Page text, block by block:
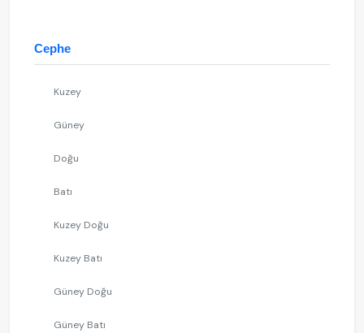
Cephe
Kuzey
Güney
Doğu
Batı
Kuzey Doğu
Kuzey Batı
Güney Doğu
Güney Batı